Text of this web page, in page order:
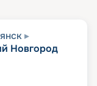
Новгород